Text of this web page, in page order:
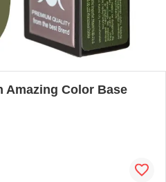
Amazing Color Base